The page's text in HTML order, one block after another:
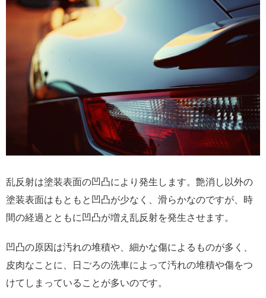
乱反射は塗装表面の凹凸により発生します。艶消し以外の
塗装表面はもともと凹凸が少なく、滑らかなのですが、時
間の経過とともに凹凸が増え乱反射を発生させます。
凹凸の原因は汚れの堆積や、細かな傷によるものが多く、
皮肉なことに、日ごろの洗車によって汚れの堆積や傷をつ
けてしまっていることが多いのです。